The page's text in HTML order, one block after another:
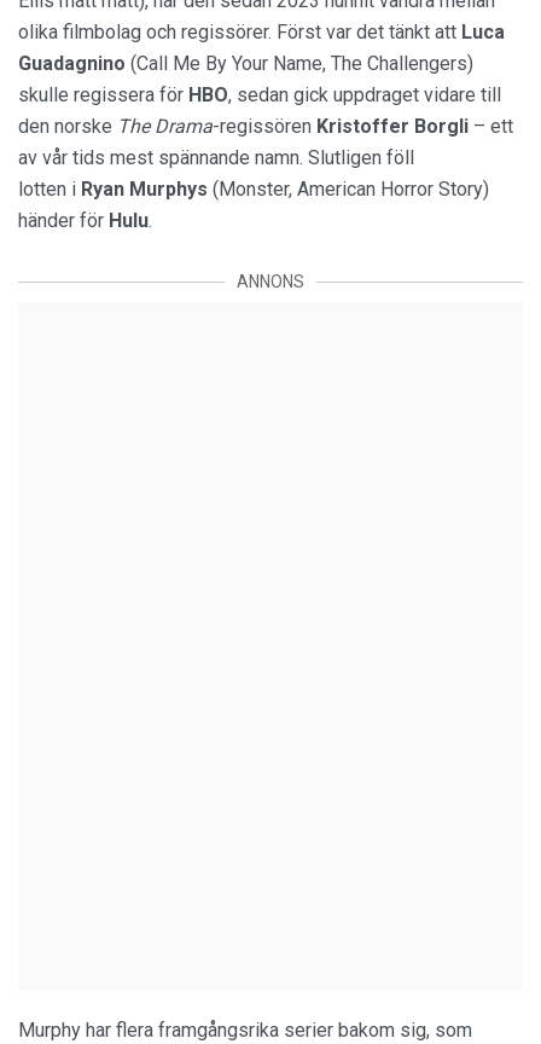
olika filmbolag och regissörer. Först var det tänkt att Luca
Guadagnino (Call Me By Your Name, The Challengers)
skulle regissera för HBO, sedan gick uppdraget vidare till
den norske The Drama-regissören Kristoffer Borgli – ett
av vår tids mest spännande namn. Slutligen föll
lotten i Ryan Murphys (Monster, American Horror Story)
händer för Hulu.
ANNONS
Murphy har flera framgångsrika serier bakom sig, som